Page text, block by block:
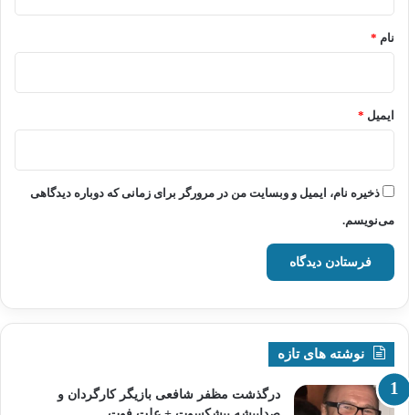
نام *
ایمیل *
ذخیره نام، ایمیل و وبسایت من در مرورگر برای زمانی که دوباره دیدگاهی
می‌نویسم.
نوشته های تازه
درگذشت مظفر شافعی بازیگر کارگردان و